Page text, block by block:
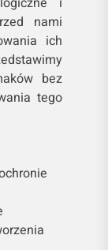
nami
ich
bez
tego